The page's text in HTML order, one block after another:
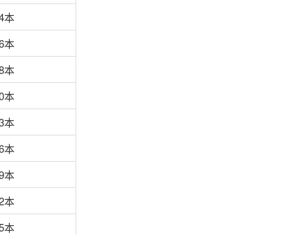
本
本
本
本
本
本
本
本
本